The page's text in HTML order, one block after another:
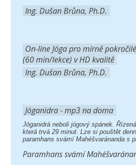
Ing. Dušan Brůna, Ph.D.
On-line Jóga pro mírně
(60 min/lekce) v HD kvalitě
Ing. Dušan Brůna, Ph.D.
Jóganidra - mp3 na doma
Jóganidrá neboli jógový spánek.
která trvá 29 minut. Lze si pouštět
paramhans svámí Mahéšvaránanda s
Paramhans svámí